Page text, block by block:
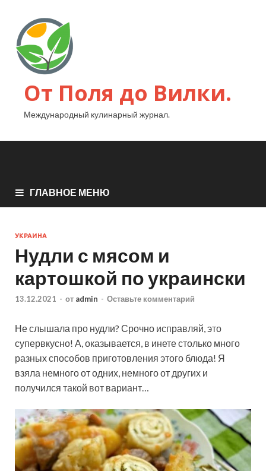
От Поля до Вилки.
Международный кулинарный журнал.
ГЛАВНОЕ МЕНЮ
УКРАИНА
Нудли с мясом и
картошкой по украински
13.12.2021 - от admin - Оставьте комментарий
Не слышала про нудли? Срочно исправляй, это
супервкусно! А, оказывается, в инете столько много
разных способов приготовления этого блюда! Я
взяла немного от одних, немного от других и
получился такой вот вариант…